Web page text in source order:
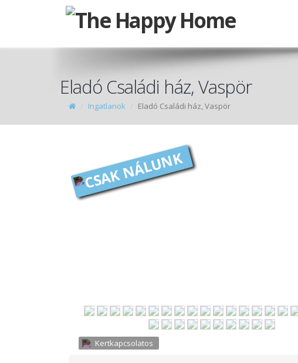
Eladó Családi ház, Vaspör
Ingatlanok Eladó Családi ház, Vaspör
CSAK NÁLUNK
Kertkapcsolatos